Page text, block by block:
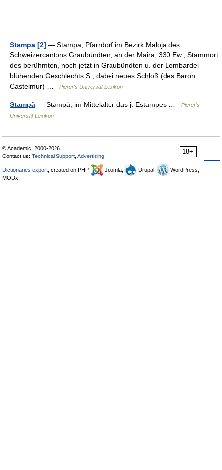
Stampa [2] — Stampa, Pfarrdorf im Bezirk Maloja des
Schweizercantons Graubündten, an der Maira; 330 Ew.; Stammort
des berühmten, noch jetzt in Graubündten u. der Lombardei
blühenden Geschlechts S.; dabei neues Schloß (des Baron
Castelmur) …
Pierer's Universal-Lexikon
Stampä — Stampä, im Mittelalter das j. Estampes …
Pierer's
Universal-Lexikon
18+
© Academic, 2000-2026
Contact us: Technical Support Advertising
Dictionaries export , created on PHP, Joomla, Drupal,
WordPress,
MODx.